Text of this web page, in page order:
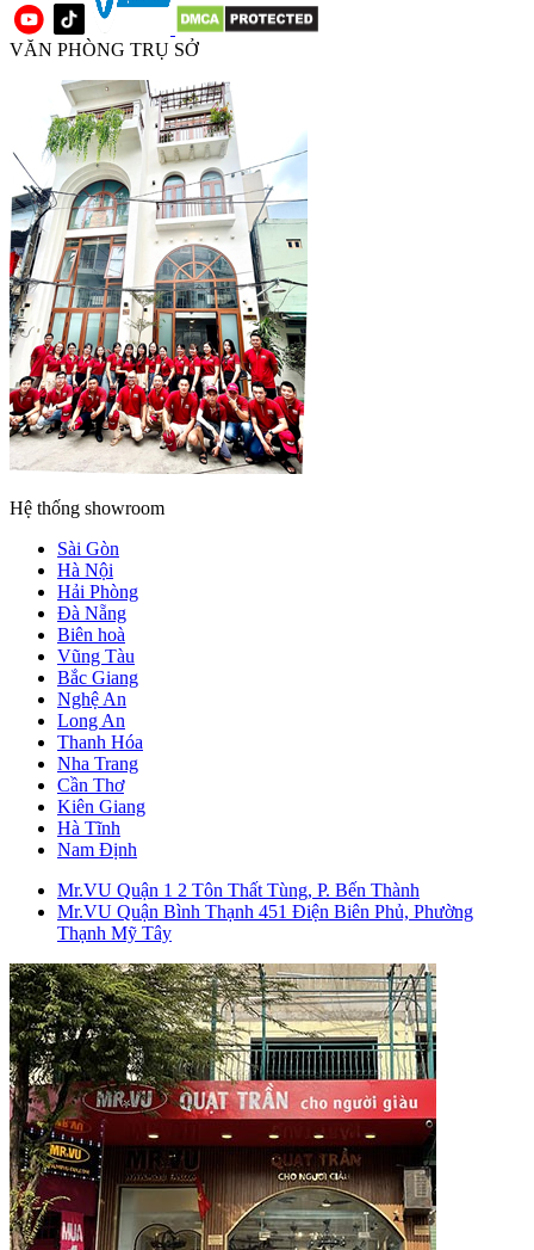
VĂN PHÒNG TRỤ SỞ
Hệ thống showroom
Sài Gòn
Hà Nội
Hải Phòng
Đà Nẵng
Biên hoà
Vũng Tàu
Bắc Giang
Nghệ An
Long An
Thanh Hóa
Nha Trang
Cần Thơ
Kiên Giang
Hà Tĩnh
Nam Định
Mr.VU Quận 1 2 Tôn Thất Tùng, P. Bến Thành
Mr.VU Quận Bình Thạnh 451 Điện Biên Phủ, Phường
Thạnh Mỹ Tây